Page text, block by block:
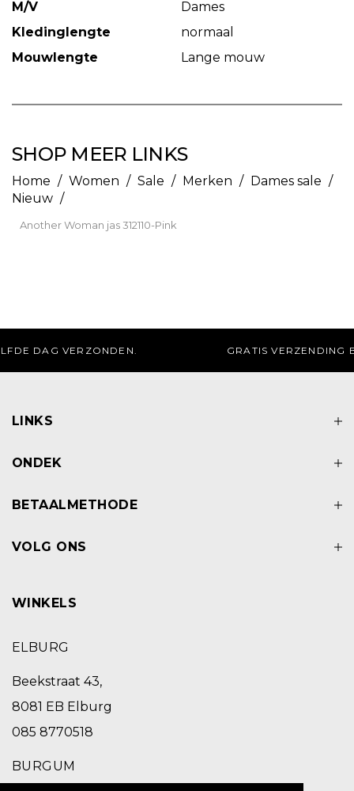
M/V
Dames
Kledinglengte
normaal
Mouwlengte
Lange mouw
SHOP MEER LINKS
Home / Women / Sale / Merken / Dames sale /
Nieuw /
Another Woman jas 312110-Pink
GRATIS AFHALEN IN DE WINKEL
LINKS
ONDEK
BETAALMETHODE
VOLG ONS
WINKELS
ELBURG
Beekstraat 43,
8081 EB Elburg
085 8770518
BURGUM